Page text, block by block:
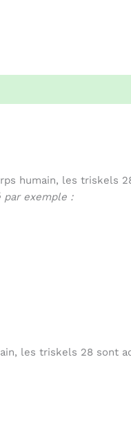
humain, les triskels
par exemple :
les triskels 28 sont